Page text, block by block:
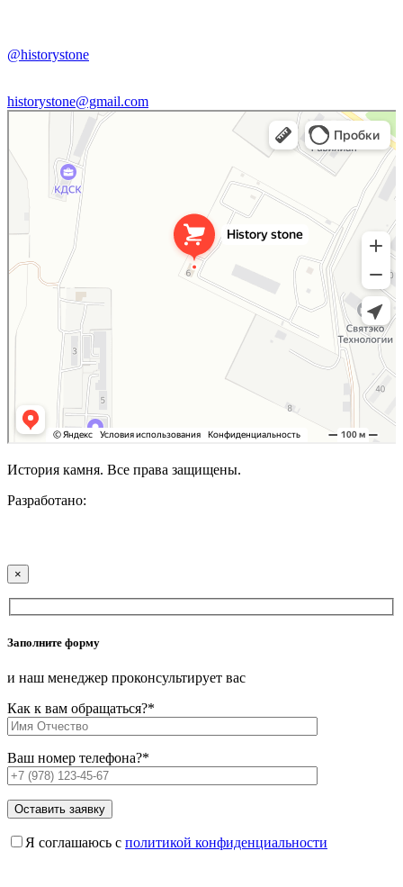
@historystone
historystone@gmail.com
Изделия из камня в Республике Крым
История камня. Все права защищены.
Разработано:
×
Заполните форму
и наш менеджер проконсультирует вас
Как к вам обращаться?*
Ваш номер телефона?*
Я соглашаюсь с политикой конфиденциальности